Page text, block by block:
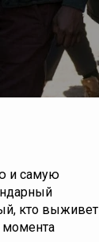
и самую
кто выживет
момента